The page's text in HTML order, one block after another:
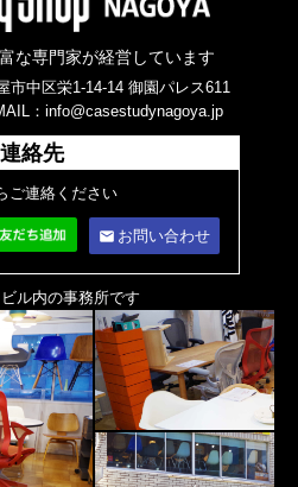
な専門家が経営しています
市中区栄1-14-14 御園パレス611
：info@casestudynagoya.jp
連絡先
ご連絡ください
email お問い合わせ
ル内の事務所です